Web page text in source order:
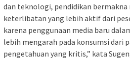
dan teknologi, pendidikan
keterlibatan yang lebih aktif dari
karena penggunaan media baru
lebih mengarah pada konsumsi dari
pengetahuan yang kritis,” kata